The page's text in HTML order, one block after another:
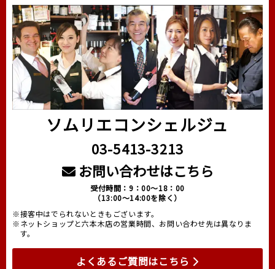
ソムリエコンシェルジュ
03-5413-3213
お問い合わせはこちら
受付時間：9：00～18：00
（13:00～14:00を除く）
※接客中はでられないときもございます。
※ネットショップと六本木店の営業時間、お問い合わせ先は異なりま
す。
よくあるご質問はこちら